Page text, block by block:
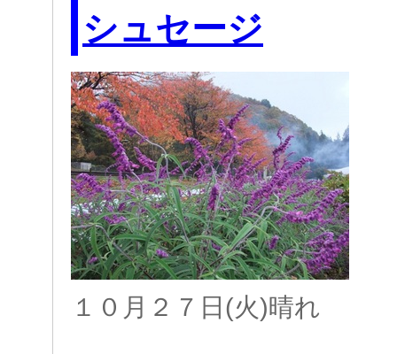
シュセージ
１０月２７日(火)晴れ